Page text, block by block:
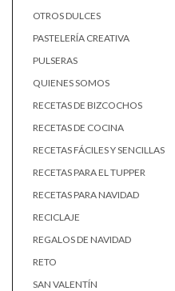
OTROS DULCES
PASTELERÍA CREATIVA
PULSERAS
QUIENES SOMOS
RECETAS DE BIZCOCHOS
RECETAS DE COCINA
RECETAS FÁCILES Y SENCILLAS
RECETAS PARA EL TUPPER
RECETAS PARA NAVIDAD
RECICLAJE
REGALOS DE NAVIDAD
RETO
SAN VALENTÍN